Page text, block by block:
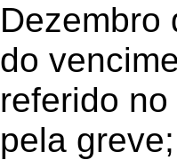
Dezembro
do
referido
pela greve;